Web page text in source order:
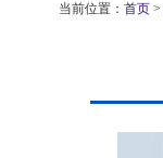
当前位置： 首页 >